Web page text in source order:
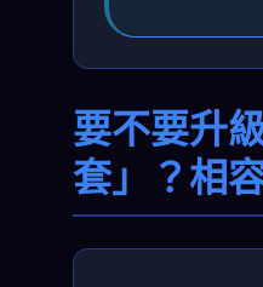
要不要升
套」？相